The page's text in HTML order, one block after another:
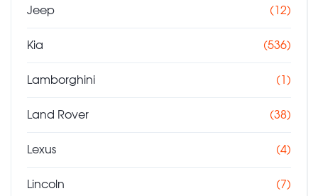
Jeep (12)
Kia (536)
Lamborghini (1)
Land Rover (38)
Lexus (4)
Lincoln (7)